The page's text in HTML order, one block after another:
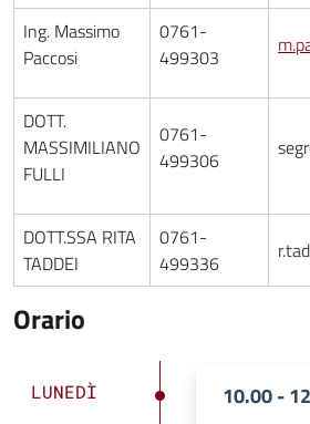
Ing. Massimo
Paccosi
0761-
499303
DOTT.
MASSIMILIANO
FULLI
0761-
499306
DOTT.SSA RITA
TADDEI
0761-
499336
Orario
LUNEDÌ 10.00 -